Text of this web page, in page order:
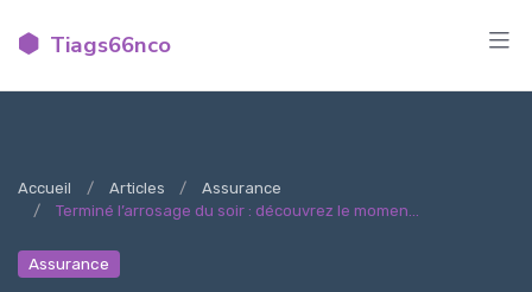
Tiags66nco
Accueil Articles
Assurance
Terminé l’arrosage du soir : découvrez le momen...
Assurance